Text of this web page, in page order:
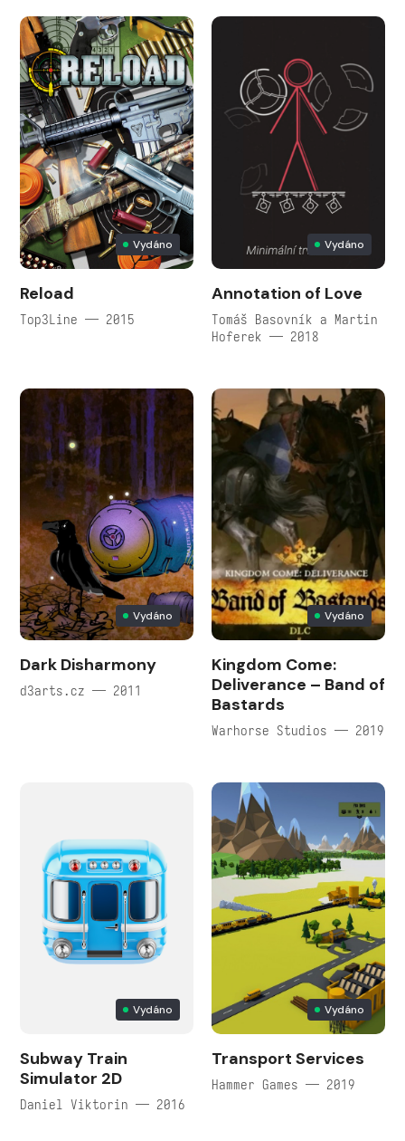
Vydáno
Reload
Top3Line — 2015
Vydáno
Annotation of Love
Tomáš Basovník a Martin
Hoferek — 2018
Vydáno
Dark Disharmony
d3arts.cz — 2011
Vydáno
Kingdom Come:
Deliverance – Band of
Bastards
Warhorse Studios — 2019
Vydáno
Subway Train
Simulator 2D
Daniel Viktorin — 2016
Vydáno
Transport Services
Hammer Games — 2019